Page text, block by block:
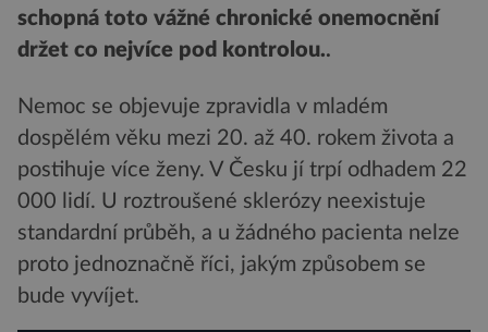
schopná toto vážné chronické onemocnění
držet co nejvíce pod kontrolou..
Nemoc se objevuje zpravidla v mladém
dospělém věku mezi 20. až 40. rokem života a
postihuje více ženy. V Česku jí trpí odhadem 22
000 lidí. U roztroušené sklerózy neexistuje
standardní průběh, a u žádného pacienta nelze
proto jednoznačně říci, jakým způsobem se
bude vyvíjet.